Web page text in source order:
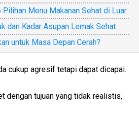
Menu Makanan Sehat di Luar
dan Kadar Asupan Lemak Sehat
untuk Masa Depan Cerah?
cukup agresif tetapi dapat dicapai.
dengan tujuan yang tidak realistis,